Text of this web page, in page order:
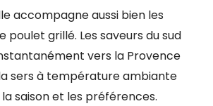
accompagne aussi bien les
poulet grillé. Les saveurs du sud
vers la Provence
sers à température ambiante
saison et les préférences.